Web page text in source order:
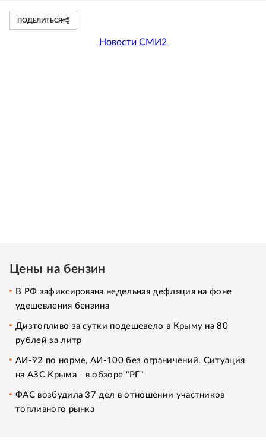
ПОДЕЛИТЬСЯ
Новости СМИ2
Цены на бензин
В РФ зафиксирована недельная дефляция на фоне
удешевления бензина
Дизтопливо за сутки подешевело в Крыму на 80
рублей за литр
АИ-92 по норме, АИ-100 без ограничений. Ситуация
на АЗС Крыма - в обзоре "РГ"
ФАС возбудила 37 дел в отношении участников
топливного рынка